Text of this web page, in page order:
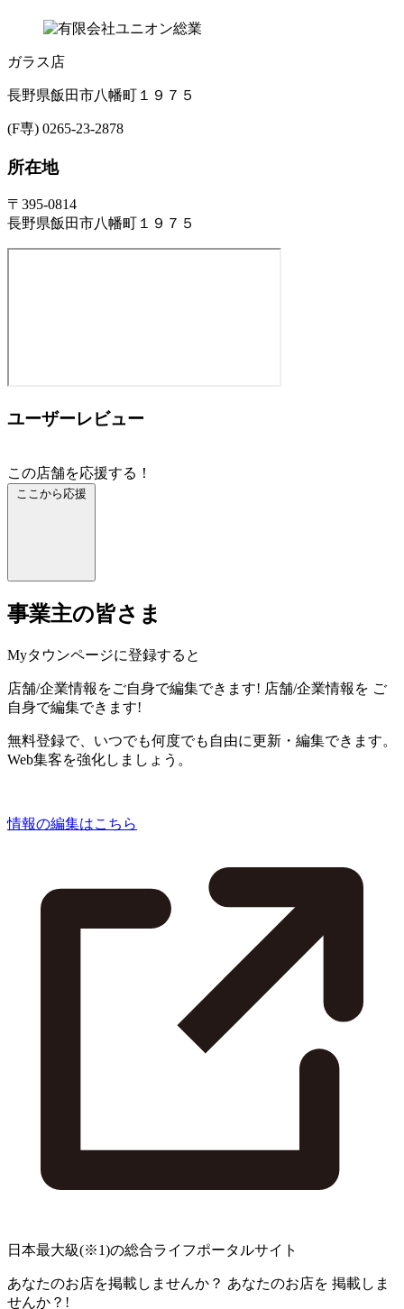
ガラス店
長野県飯田市八幡町１９７５
(F専) 0265-23-2878
所在地
〒395-0814
長野県飯田市八幡町１９７５
ユーザーレビュー
この店舗を応援する！
ここから応援
事業主の皆さま
Myタウンページに登録すると
店舗/企業情報をご自身で編集できます! 店舗/企業情報を ご
自身で編集できます!
無料登録で、いつでも何度でも自由に更新・編集できます。
Web集客を強化しましょう。
情報の編集はこちら
日本最大級(※1)の総合ライフポータルサイト
あなたのお店を掲載しませんか？ あなたのお店を 掲載しま
せんか？!